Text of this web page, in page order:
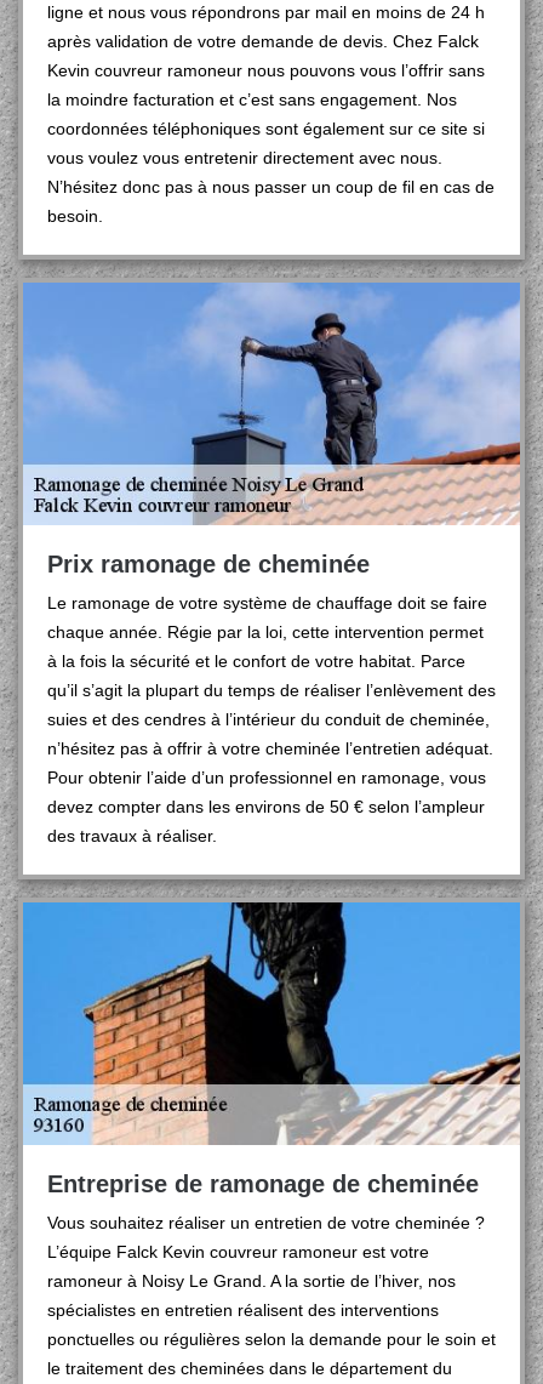
ligne et nous vous répondrons par mail en moins de 24 h
après validation de votre demande de devis. Chez Falck
Kevin couvreur ramoneur nous pouvons vous l’offrir sans
la moindre facturation et c’est sans engagement. Nos
coordonnées téléphoniques sont également sur ce site si
vous voulez vous entretenir directement avec nous.
N’hésitez donc pas à nous passer un coup de fil en cas de
besoin.
Prix ramonage de cheminée
Le ramonage de votre système de chauffage doit se faire
chaque année. Régie par la loi, cette intervention permet
à la fois la sécurité et le confort de votre habitat. Parce
qu’il s’agit la plupart du temps de réaliser l’enlèvement des
suies et des cendres à l’intérieur du conduit de cheminée,
n’hésitez pas à offrir à votre cheminée l’entretien adéquat.
Pour obtenir l’aide d’un professionnel en ramonage, vous
devez compter dans les environs de 50 € selon l’ampleur
des travaux à réaliser.
Entreprise de ramonage de cheminée
Vous souhaitez réaliser un entretien de votre cheminée ?
L’équipe Falck Kevin couvreur ramoneur est votre
ramoneur à Noisy Le Grand. A la sortie de l’hiver, nos
spécialistes en entretien réalisent des interventions
ponctuelles ou régulières selon la demande pour le soin et
le traitement des cheminées dans le département du